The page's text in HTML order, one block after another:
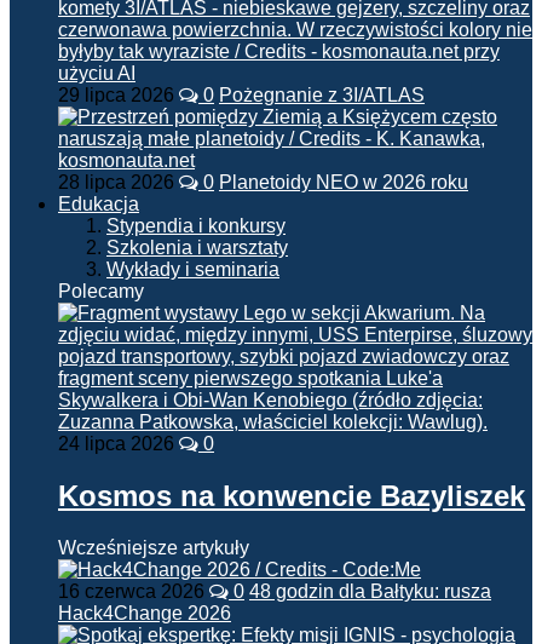
29 lipca 2026 0 Pożegnanie z 3I/ATLAS
28 lipca 2026 0 Planetoidy NEO w 2026 roku
Edukacja
Stypendia i konkursy
Szkolenia i warsztaty
Wykłady i seminaria
Polecamy
24 lipca 2026 0
Kosmos na konwencie Bazyliszek
Wcześniejsze artykuły
16 czerwca 2026 0 48 godzin dla Bałtyku: rusza
Hack4Change 2026